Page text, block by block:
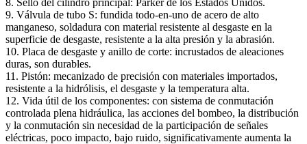
9. Válvula de tubo S: fundida todo-en-uno de acero de alto
manganeso, soldadura con material resistente al desgaste en la
superficie de desgaste, resistente a la alta presión y la abrasión.
10. Placa de desgaste y anillo de corte: incrustados de aleaciones
duras, son durables.
11. Pistón: mecanizado de precisión con materiales importados,
resistente a la hidrólisis, el desgaste y la temperatura alta.
12. Vida útil de los componentes: con sistema de conmutación
controlada plena hidráulica, las acciones del bombeo, la distribución
y la conmutación sin necesidad de la participación de señales
eléctricas, poco impacto, bajo ruido, significativamente aumenta la